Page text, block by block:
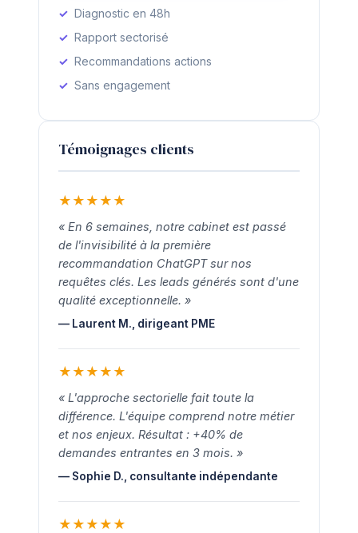
Diagnostic en 48h
Rapport sectorisé
Recommandations actions
Sans engagement
Témoignages clients
★ ★ ★ ★ ★
« En 6 semaines, notre cabinet est passé
de l'invisibilité à la première
recommandation ChatGPT sur nos
requêtes clés. Les leads générés sont d'une
qualité exceptionnelle. »
— Laurent M., dirigeant PME
★ ★ ★ ★ ★
« L'approche sectorielle fait toute la
différence. L'équipe comprend notre métier
et nos enjeux. Résultat : +40% de
demandes entrantes en 3 mois. »
— Sophie D., consultante indépendante
★ ★ ★ ★ ★